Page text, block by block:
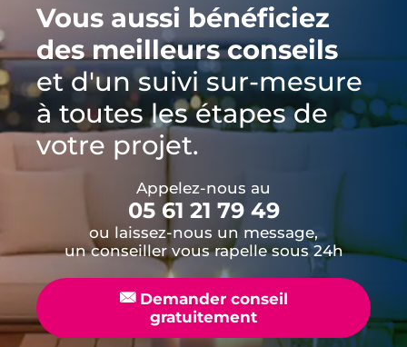
Vous aussi bénéficiez
des meilleurs conseils
et d'un suivi sur-mesure
à toutes les étapes de
votre projet.
Appelez-nous au
05 61 21 79 49
ou laissez-nous un message,
un conseiller vous rapelle sous 24h
📧Demander conseil
gratuitement